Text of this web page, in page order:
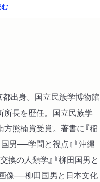
都出身。国立民族学博物館
長を歴任。国立民族学
熊楠賞受賞。著書に『稲
男──学問と視点』『沖縄
換の人類学』『柳田国男と
像──柳田国男と日本文化